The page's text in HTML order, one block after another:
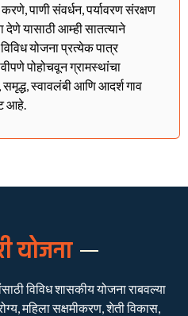
पाणी संवर्धन, पर्यावरण संरक्षण
यासाठी आम्ही सातत्याने
योजना प्रत्येक पात्र
पोहोचवून ग्रामस्थांचा
स्वावलंबी आणि आदर्श गाव
आहे.
योजना
विविध शासकीय योजना राबवल्या
महिला सक्षमीकरण, शेती विकास,